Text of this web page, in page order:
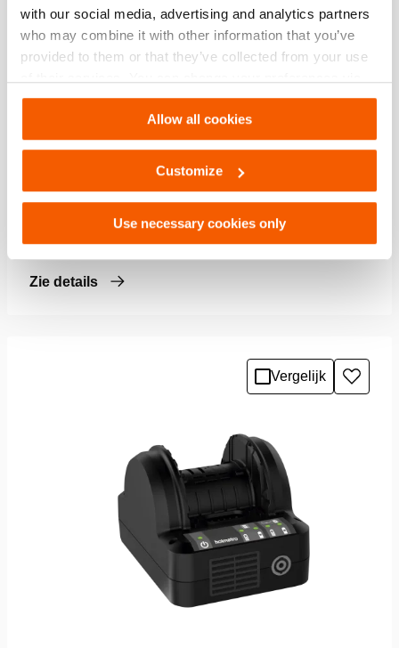
with our social media, advertising and analytics partners
who may combine it with other information that you’ve
provided to them or that they’ve collected from your use
Settings. See ourcookiestatement.
Allow all cookies
Customize
Use necessary cookies only
Acculader PBCH5 (AC-UK)
Zie details
Vergelijk
aan